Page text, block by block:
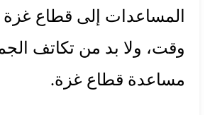
المساعدات إلى قطاع
وقت، ولا بد من تكاتف
مساعدة قطاع غزة.